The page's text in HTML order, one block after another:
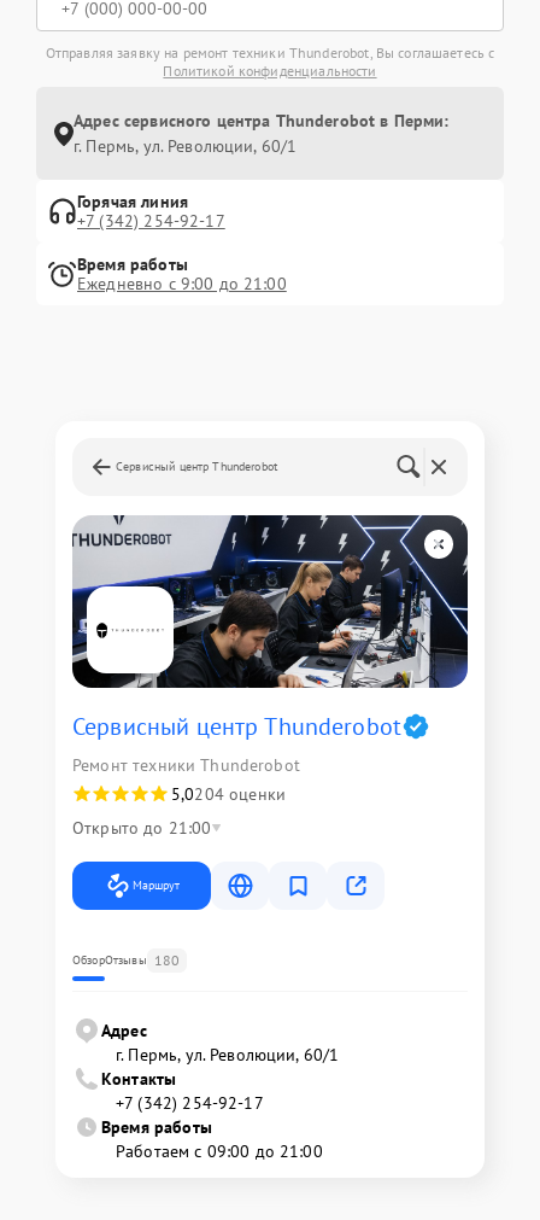
Отправляя заявку на ремонт техники Thunderobot, Вы соглашаетесь с
Политикой конфиденциальности
Адрес сервисного центра Thunderobot в Перми:
г. Пермь, ул. ​Революции, 60/1
Горячая линия
+7 (342) 254-92-17
Время работы
Ежедневно с 9:00 до 21:00
Сервисный центр Thunderobot
Сервисный центр Thunderobot
Ремонт техники Thunderobot
5,0204 оценки
Открыто до 21:00
Маршрут
ОбзорОтзывы 180
Адрес
г. Пермь, ул. ​Революции, 60/1
Контакты
+7 (342) 254-92-17
Время работы
Работаем с 09:00 до 21:00